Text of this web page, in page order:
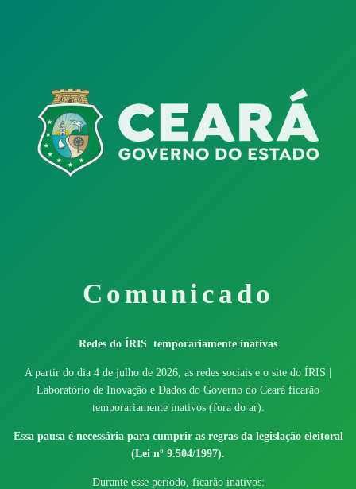
Comunicado
Redes do ÍRIS temporariamente inativas
A partir do dia 4 de julho de 2026, as redes sociais e o site do ÍRIS |
Laboratório de Inovação e Dados do Governo do Ceará ficarão
temporariamente inativos (fora do ar).
Essa pausa é necessária para cumprir as regras da legislação eleitoral
(Lei nº 9.504/1997).
Durante esse período, ficarão inativos: